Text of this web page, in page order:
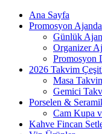
Ana Sayfa
Promosyon Ajanda
Günlük
Organizer
Promosyon
2026 Takvim
Masa
Gemici
Porselen &
Cam Kupa
Kahve Fincan